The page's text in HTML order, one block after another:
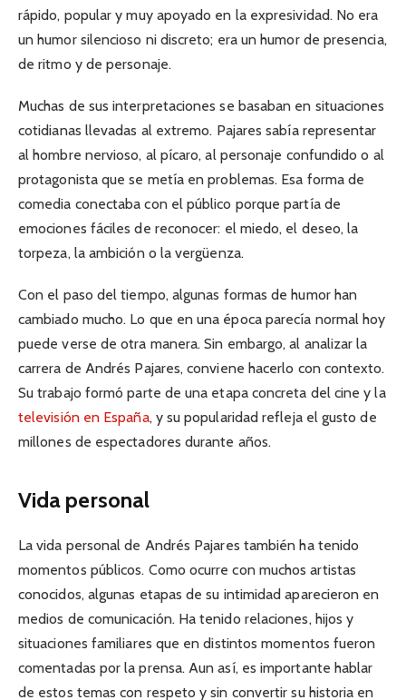
rápido, popular y muy apoyado en la expresividad. No era
un humor silencioso ni discreto; era un humor de presencia,
de ritmo y de personaje.
Muchas de sus interpretaciones se basaban en situaciones
cotidianas llevadas al extremo. Pajares sabía representar
al hombre nervioso, al pícaro, al personaje confundido o al
protagonista que se metía en problemas. Esa forma de
comedia conectaba con el público porque partía de
emociones fáciles de reconocer: el miedo, el deseo, la
torpeza, la ambición o la vergüenza.
Con el paso del tiempo, algunas formas de humor han
cambiado mucho. Lo que en una época parecía normal hoy
puede verse de otra manera. Sin embargo, al analizar la
carrera de Andrés Pajares, conviene hacerlo con contexto.
Su trabajo formó parte de una etapa concreta del cine y la
televisión en España, y su popularidad refleja el gusto de
millones de espectadores durante años.
Vida personal
La vida personal de Andrés Pajares también ha tenido
momentos públicos. Como ocurre con muchos artistas
conocidos, algunas etapas de su intimidad aparecieron en
medios de comunicación. Ha tenido relaciones, hijos y
situaciones familiares que en distintos momentos fueron
comentadas por la prensa. Aun así, es importante hablar
de estos temas con respeto y sin convertir su historia en